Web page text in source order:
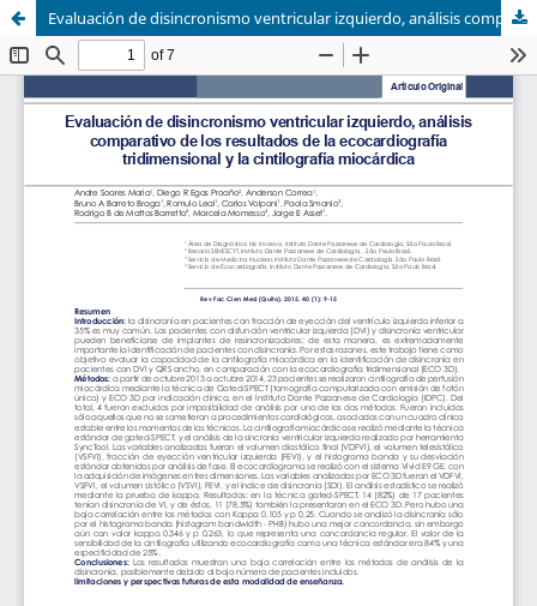
Evaluación de disincronismo ventricular izquierdo, análisis comparativo de los resultados de la ecocardiografía tridimensional y la cintilografía miocárdica